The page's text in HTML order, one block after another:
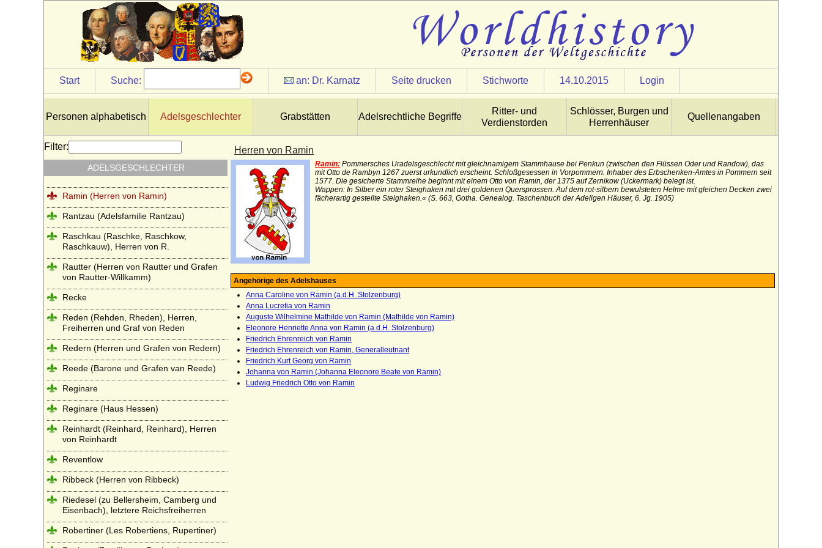
Start Suche: an: Dr. Karnatz Seite drucken Stichworte 14.10.2015 Login
Personen alphabetisch Adelsgeschlechter Grabstätten Adelsrechtliche Begriffe
Ritter- und
Verdienstorden
Schlösser, Burgen und
Herrenhäuser
Quellenangaben
Herren von Ramin
Ramin: Pommersches Uradelsgeschlecht mit gleichnamigem Stammhause bei Penkun (zwischen den Flüssen Oder und Randow), das
mit Otto de Rambyn 1267 zuerst urkundlich erscheint. Schloßgesessen in Vorpommern. Inhaber des Erbschenken-Amtes in Pommern seit
1577. Die gesicherte Stammreihe beginnt mit einem Otto von Ramin, der 1375 auf Zernikow (Uckermark) belegt ist.
Wappen: In Silber ein roter Steighaken mit drei goldenen Quersprossen. Auf dem rot-silbern bewulsteten Helme mit gleichen Decken zwei
fächerartig gestellte Steighaken.« (S. 663, Gotha. Genealog. Taschenbuch der Adeligen Häuser, 6. Jg. 1905)
Angehörige des Adelshauses
Anna Caroline von Ramin (a.d.H. Stolzenburg)
Anna Lucretia von Ramin
Auguste Wilhelmine Mathilde von Ramin (Mathilde von Ramin)
Eleonore Henriette Anna von Ramin (a.d.H. Stolzenburg)
Friedrich Ehrenreich von Ramin
Friedrich Ehrenreich von Ramin, Generalleutnant
Friedrich Kurt Georg von Ramin
Johanna von Ramin (Johanna Eleonore Beate von Ramin)
Ludwig Friedrich Otto von Ramin
Filter:
ADELSGESCHLECHTER
Praschma (Grafen von Praschma,
Freiherren von Bilkau)
Premysliden
Prittwitz (Prittwitz und Gaffron)
Putbus (Herren, Freiherren, Reichsgrafen,
Grafen und Fürsten zu Putbus)
Puttkamer (Puttkammer), Herren und
Freiherren von Puttkamer
Quadt (Herren von Quadt, Freiherren und
Grafen von Quadt zu Wykradt)
Quitzow
Ramin (Herren von Ramin)
Rantzau (Adelsfamilie Rantzau)
Raschkau (Raschke, Raschkow,
Raschkauw), Herren von R.
Rautter (Herren von Rautter und Grafen
von Rautter-Willkamm)
Recke
Reden (Rehden, Rheden), Herren,
Freiherren und Graf von Reden
Redern (Herren und Grafen von Redern)
Reede (Barone und Grafen van Reede)
Reginare
Reginare (Haus Hessen)
Reinhardt (Reinhard, Reinhard), Herren
von Reinhardt
Reventlow
Ribbeck (Herren von Ribbeck)
Riedesel (zu Bellersheim, Camberg und
Eisenbach), letztere Reichsfreiherren
Robertiner (Les Robertiens, Rupertiner)